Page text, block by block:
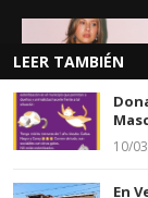
LEER TAMBIÉN
10/
En